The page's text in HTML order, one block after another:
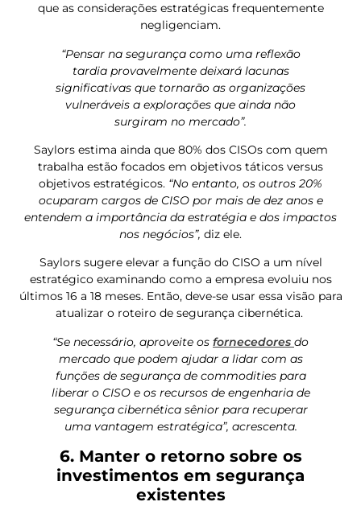
que as considerações estratégicas frequentemente
negligenciam.
“Pensar na segurança como uma reflexão
tardia provavelmente deixará lacunas
significativas que tornarão as organizações
vulneráveis ​​a explorações que ainda não
surgiram no mercado”.
Saylors estima ainda que 80% dos CISOs com quem
trabalha estão focados em objetivos táticos versus
objetivos estratégicos. “No entanto, os outros 20%
ocuparam cargos de CISO por mais de dez anos e
entendem a importância da estratégia e dos impactos
nos negócios”, diz ele.
Saylors sugere elevar a função do CISO a um nível
estratégico examinando como a empresa evoluiu nos
últimos 16 a 18 meses. Então, deve-se usar essa visão para
atualizar o roteiro de segurança cibernética.
“Se necessário, aproveite os fornecedores do
mercado que podem ajudar a lidar com as
funções de segurança de commodities para
liberar o CISO e os recursos de engenharia de
segurança cibernética sênior para recuperar
uma vantagem estratégica”, acrescenta.
6. Manter o retorno sobre os
investimentos em segurança
existentes